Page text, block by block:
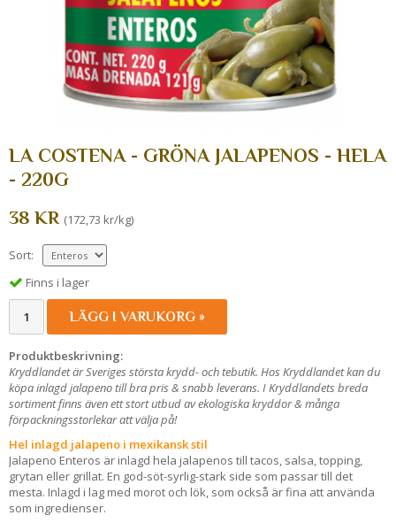
LA COSTENA - GRÖNA JALAPENOS - HELA
- 220G
38 KR (172,73 kr/kg)
Sort:
Finns i lager
LÄGG I VARUKORG »
Produktbeskrivning:
Kryddlandet är Sveriges största krydd- och tebutik. Hos Kryddlandet kan du
köpa inlagd jalapeno till bra pris & snabb leverans. I Kryddlandets breda
sortiment finns även ett stort utbud av ekologiska kryddor & många
förpackningsstorlekar att välja på!
Hel inlagd jalapeno i mexikansk stil
Jalapeno Enteros är inlagd hela jalapenos till tacos, salsa, topping,
grytan eller grillat. En god-söt-syrlig-stark side som passar till det
mesta. Inlagd i lag med morot och lök, som också är fina att använda
som ingredienser.